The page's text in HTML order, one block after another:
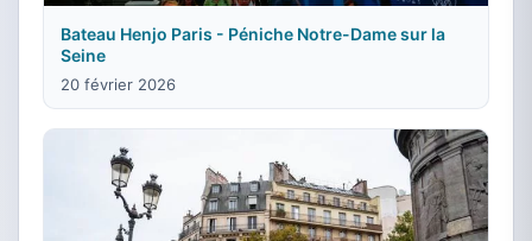
Bateau Henjo Paris - Péniche Notre-Dame sur la
Seine
20 février 2026